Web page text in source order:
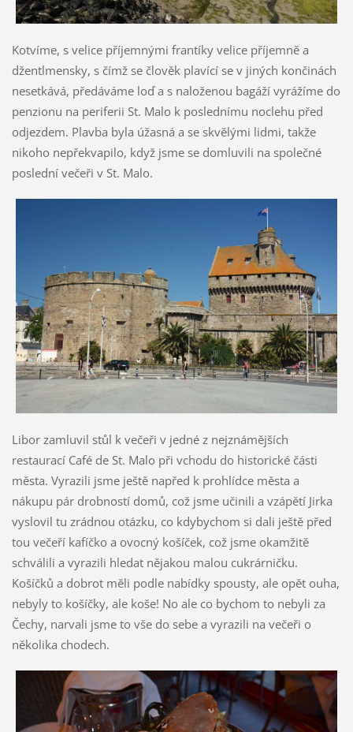
Kotvíme, s velice příjemnými frantíky velice příjemně a
džentlmensky, s čímž se člověk plavící se v jiných končinách
nesetkává, předáváme loď a s naloženou bagáží vyrážíme do
penzionu na periferii St. Malo k poslednímu noclehu před
odjezdem. Plavba byla úžasná a se skvělými lidmi, takže
nikoho nepřekvapilo, když jsme se domluvili na společné
poslední večeři v St. Malo.
Libor zamluvil stůl k večeři v jedné z nejznámějších
restaurací Café de St. Malo při vchodu do historické části
města. Vyrazili jsme ještě napřed k prohlídce města a
nákupu pár drobností domů, což jsme učinili a vzápětí Jirka
vyslovil tu zrádnou otázku, co kdybychom si dali ještě před
tou večeří kafíčko a ovocný košíček, což jsme okamžitě
schválili a vyrazili hledat nějakou malou cukrárničku.
Košíčků a dobrot měli podle nabídky spousty, ale opět ouha,
nebyly to košíčky, ale koše! No ale co bychom to nebyli za
Čechy, narvali jsme to vše do sebe a vyrazili na večeři o
několika chodech.